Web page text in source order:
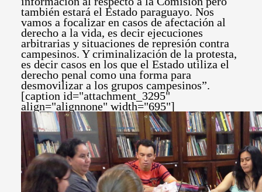
también estará el Estado paraguayo. Nos
vamos a focalizar en casos de afectación al
derecho a la vida, es decir ejecuciones
arbitrarias y situaciones de represión contra
campesinos. Y criminalización de la protesta,
es decir casos en los que el Estado utiliza el
derecho penal como una forma para
desmovilizar a los grupos campesinos”.
[caption id="attachment_3295"
align="alignnone" width="695"]